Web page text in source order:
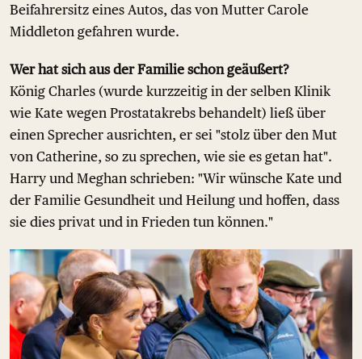
Beifahrersitz eines Autos, das von Mutter Carole
Middleton gefahren wurde.
Wer hat sich aus der Familie schon geäußert?
König Charles (wurde kurzzeitig in der selben Klinik
wie Kate wegen Prostatakrebs behandelt) ließ über
einen Sprecher ausrichten, er sei "stolz über den Mut
von Catherine, so zu sprechen, wie sie es getan hat".
Harry und Meghan schrieben: "Wir wünsche Kate und
der Familie Gesundheit und Heilung und hoffen, dass
sie dies privat und in Frieden tun können."